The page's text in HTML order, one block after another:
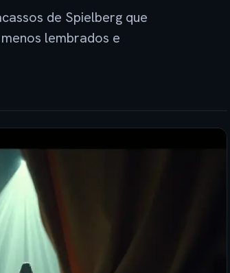
de Spielberg que
lembrados e